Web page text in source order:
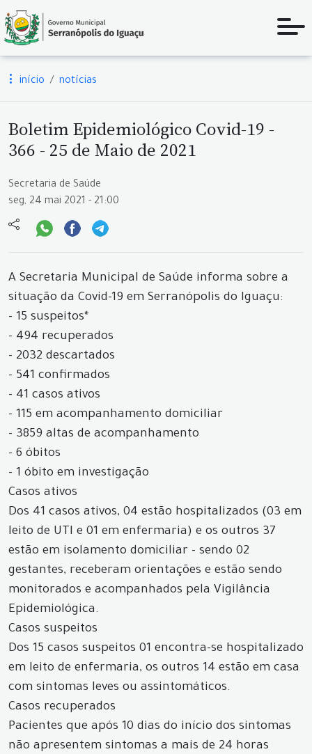
início notícias
Boletim Epidemiológico Covid-19 -
366 - 25 de Maio de 2021
Secretaria de Saúde
seg, 24 mai 2021 - 21:00
A Secretaria Municipal de Saúde informa sobre a
situação da Covid-19 em Serranópolis do Iguaçu:
- 15 suspeitos*
- 494 recuperados
- 2032 descartados
- 541 confirmados
- 41 casos ativos
- 115 em acompanhamento domiciliar
- 3859 altas de acompanhamento
- 6 óbitos
- 1 óbito em investigação
Casos ativos
Dos 41 casos ativos, 04 estão hospitalizados (03 em
leito de UTI e 01 em enfermaria) e os outros 37
estão em isolamento domiciliar - sendo 02
gestantes, receberam orientações e estão sendo
monitorados e acompanhados pela Vigilância
Epidemiológica.
Casos suspeitos
Dos 15 casos suspeitos 01 encontra-se hospitalizado
em leito de enfermaria, os outros 14 estão em casa
com sintomas leves ou assintomáticos.
Casos recuperados
Pacientes que após 10 dias do início dos sintomas
não apresentem sintomas a mais de 24 horas